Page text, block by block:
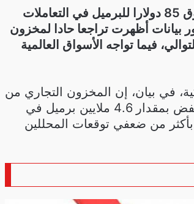
صعدت أسعار مزيج برنت القياسي فوق 85 دولارا للبرميل في التعاملات
يناير 22 بعد صدور بيانات أظهرت تراجعا حادا لمخزون
فيما تواجه الأسواق العالمية
في بيان، إن المخزون التجاري من
النفط الخام في الولايات المتحدة انخفض بمقدار 4.6 ملايين برميل في
يناير الجاري، بأكثر من ضعفي توقعات المحللين